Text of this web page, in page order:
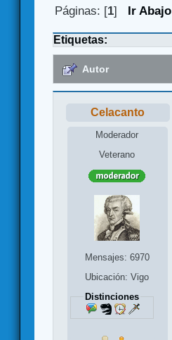
Páginas: [1] Ir Abajo
Etiquetas:
Autor
Celacanto
Moderador
Veterano
Mensajes: 6970
Ubicación: Vigo
Distinciones